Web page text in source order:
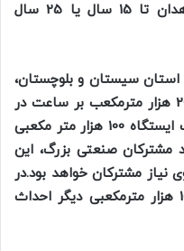
این ایستگاه، گازرسانی به شهر زاهدان تا 15 سال یا 25 سال
استان سیستان و بلوچستان،
در حوزه سیستان نیز دو ایستگاه 200 هزار مترمکعب بر ساعت در
نظر گرفته شده است. هم اکنون یک ایستگاه 100 هزار متر مکعبی
مشترکان صنعتی بزرگ، این
نیاز مشترکان خواهد بود.در
پنج سال آینده نیز یک ایستگاه 100 هزار مترمکعبی دیگر احداث